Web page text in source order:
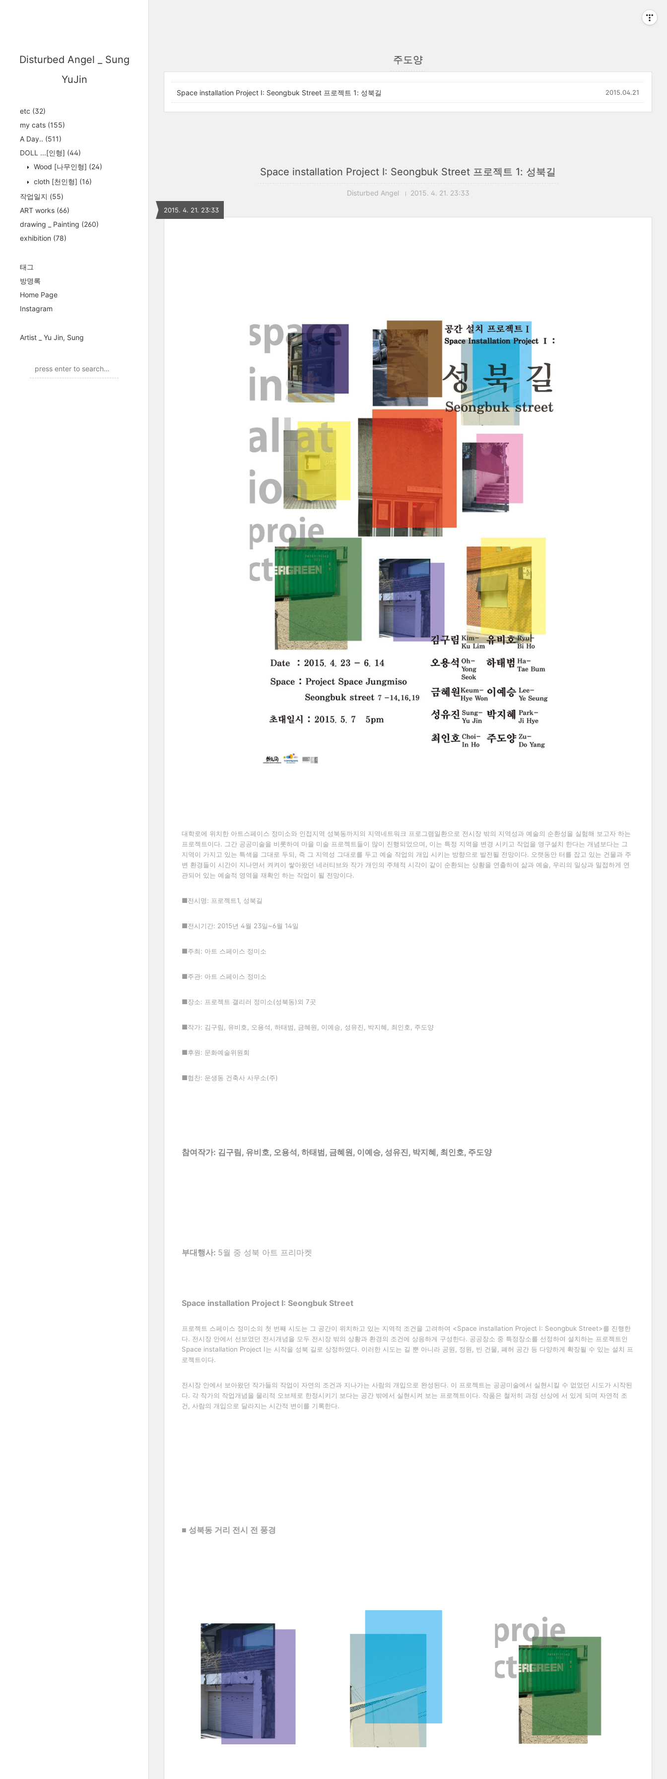
Disturbed Angel _ Sung
YuJin
etc (32)
my cats (155)
A Day.. (511)
DOLL ...[인형] (44)
Wood [나무인형] (24)
cloth [천인형] (16)
작업일지 (55)
ART works (66)
drawing _ Painting (260)
exhibition (78)
태그
방명록
Home Page
Instagram
Artist _ Yu Jin, Sung
주도양
Space installation Project Ⅰ: Seongbuk Street 프로젝트 1: 성북길 2015.04.21
Space installation Project Ⅰ: Seongbuk Street 프로젝트 1: 성북길
Disturbed Angel 2015. 4. 21. 23:33
2015. 4. 21. 23:33
대학로에 위치한 아트스페이스 정미소와 인접지역 성북동까지의 지역네트워크 프로그램일환으로 전시장 밖의 지역성과 예술의 순환성을 실험해 보고자 하는
프로젝트이다. 그간 공공미술을 비롯하여 마을 미술 프로젝트들이 많이 진행되었으며, 이는 특정 지역을 변경 시키고 작업을 영구설치 한다는 개념보다는 그
지역이 가지고 있는 특색을 그대로 두되, 즉 그 지역성 그대로를 두고 예술 작업의 개입 시키는 방향으로 발전될 전망이다. 오랫동안 터를 잡고 있는 건물과 주
변 환경들이 시간이 지나면서 켜켜이 쌓아왔던 네러티브와 작가 개인의 주체적 시각이 같이 순환되는 상황을 연출하여 삶과 예술, 우리의 일상과 밀접하게 연
관되어 있는 예술적 영역을 재확인 하는 작업이 될 전망이다.
■전시명: 프로젝트1, 성북길
■전시기간: 2015년 4월 23일~6월 14일
■주최: 아트 스페이스 정미소
■주관: 아트 스페이스 정미소
■장소: 프로젝트 갤리러 정미소(성북동)외 7곳
■작가: 김구림, 유비호, 오용석, 하태범, 금혜원, 이예승, 성유진, 박지혜, 최인호, 주도양
■후원: 문화예술위원회
■협찬: 운생동 건축사 사무소(주)
참여작가: 김구림, 유비호, 오용석, 하태범, 금혜원, 이예승, 성유진, 박지혜, 최인호, 주도양
부대행사: 5월 중 성북 아트 프리마켓
Space installation Project Ⅰ: Seongbuk Street
프로젝트 스페이스 정미소의 첫 번째 시도는 그 공간이 위치하고 있는 지역적 조건을 고려하여 <Space installation Project Ⅰ: Seongbuk Street>를 진행한
다. 전시장 안에서 선보였던 전시개념을 모두 전시장 밖의 상황과 환경의 조건에 상응하게 구성한다. 공공장소 중 특정장소를 선정하여 설치하는 프로젝트인
Space installation Project Ⅰ는 시작을 성북 길로 상정하였다. 이러한 시도는 길 뿐 아니라 공원, 정원, 빈 건물, 폐허 공간 등 다양하게 확장될 수 있는 설치 프
로젝트이다.
전시장 안에서 보아왔던 작가들의 작업이 자연의 조건과 지나가는 사람의 개입으로 완성된다. 이 프로젝트는 공공미술에서 실현시킬 수 없었던 시도가 시작된
다. 각 작가의 작업개념을 물리적 오브제로 한정시키기 보다는 공간 밖에서 실현시켜 보는 프로젝트이다. 작품은 철저히 과정 선상에 서 있게 되며 자연적 조
건, 사람의 개입으로 달라지는 시간적 변이를 기록한다.
■ 성북동 거리 전시 전 풍경